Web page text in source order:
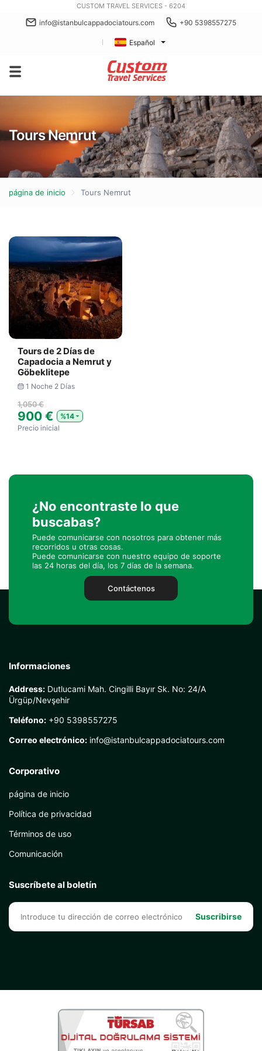
CUSTOM TRAVEL SERVICES - 6204
info@istanbulcappadociatours.com +90 5398557275
Español
Tours Nemrut
página de inicio Tours Nemrut
Tours de 2 Días de
Capadocia a Nemrut y
Göbeklitepe
1 Noche 2 Días
1,050 €
900 €
%14
Precio inicial
¿No encontraste lo que
buscabas?
Puede comunicarse con nosotros para obtener más
recorridos u otras cosas.
Puede comunicarse con nuestro equipo de soporte
las 24 horas del día, los 7 días de la semana.
Contáctenos
Informaciones
Address: Dutlucami Mah. Cingilli Bayır Sk. No: 24/A
Ürgüp/Nevşehir
Teléfono: +90 5398557275
Correo electrónico: info@istanbulcappadociatours.com
Corporativo
página de inicio
Política de privacidad
Términos de uso
Comunicación
Suscríbete al boletín
Suscribirse